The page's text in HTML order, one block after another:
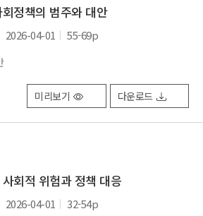
정책의 범주와 대안
2026-04-01 55-69p
미리보기 다운로드
회적 위험과 정책 대응
2026-04-01 32-54p